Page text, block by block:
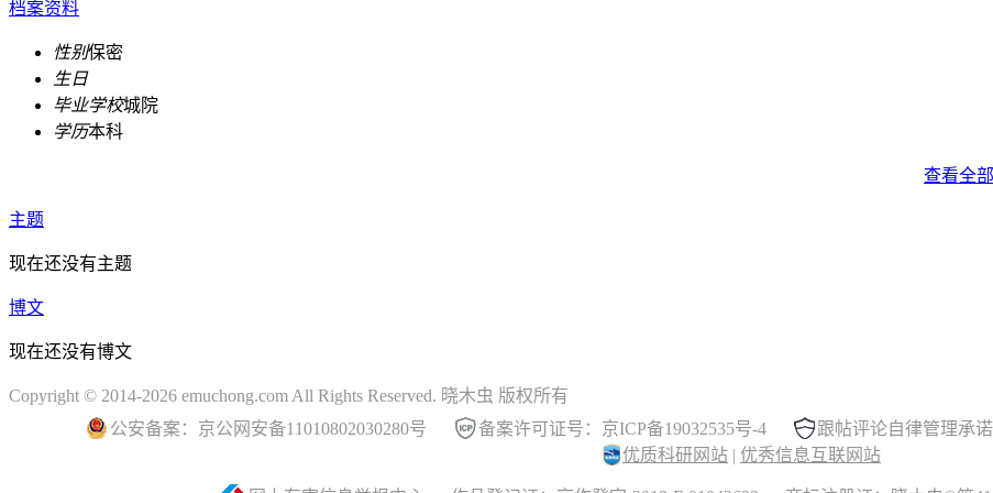
档案资料
性别保密
生日
毕业学校城院
学历本科
查看全
主题
现在还没有主题
博文
现在还没有博文
Copyright © 2014-2026 emuchong.com All Rights Reserved. 晓木虫 版权所有
公安备案：京公网安备11010802030280号
备案许可证号：京ICP备19032535号-4
跟帖评论自律管理承
优质科研网站 | 优秀信息互联网站